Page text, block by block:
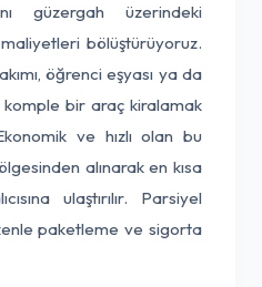
güzergah üzerindeki
maliyetleri bölüştürüyoruz.
öğrenci eşyası ya da
bir araç kiralamak
ve hızlı olan bu
alınarak en kısa
ulaştırılır. Parsiyel
paketleme ve sigorta